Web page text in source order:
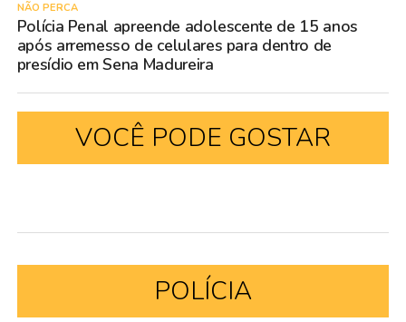
NÃO PERCA
Polícia Penal apreende adolescente de 15 anos
após arremesso de celulares para dentro de
presídio em Sena Madureira
VOCÊ PODE GOSTAR
POLÍCIA